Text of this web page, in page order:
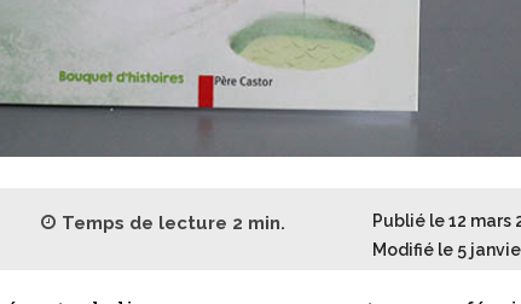
Temps de lecture 2 min.
Publié le 12 mars
Modifié le 5